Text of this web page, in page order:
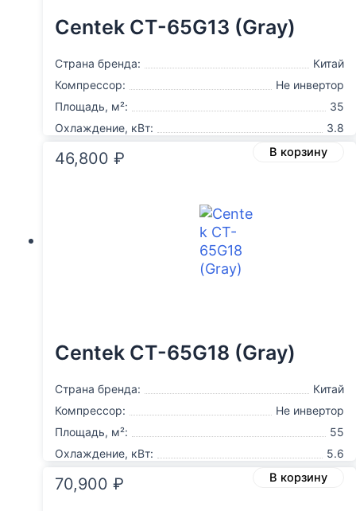
Centek CT-65G13 (Gray)
Страна бренда:
Китай
Компрессор:
Не инвертор
Площадь, м²:
35
Охлаждение, кВт:
3.8
46,800 ₽ В корзину
Centek CT-65G18 (Gray)
Страна бренда:
Китай
Компрессор:
Не инвертор
Площадь, м²:
55
Охлаждение, кВт:
5.6
70,900 ₽ В корзину